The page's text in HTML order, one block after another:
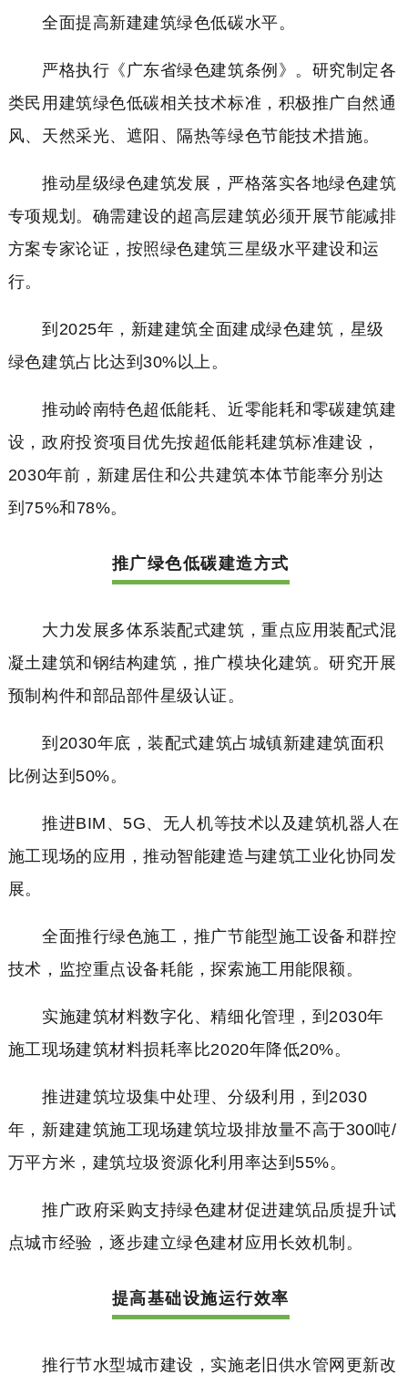
全面提高新建建筑绿色低碳水平。
严格执行《广东省绿色建筑条例》。研究制定各
类民用建筑绿色低碳相关技术标准，积极推广自然通
风、天然采光、遮阳、隔热等绿色节能技术措施。
推动星级绿色建筑发展，严格落实各地绿色建筑
专项规划。确需建设的超高层建筑必须开展节能减排
方案专家论证，按照绿色建筑三星级水平建设和运
行。
到2025年，新建建筑全面建成绿色建筑，星级
绿色建筑占比达到30%以上。
推动岭南特色超低能耗、近零能耗和零碳建筑建
设，政府投资项目优先按超低能耗建筑标准建设，
2030年前，新建居住和公共建筑本体节能率分别达
到75%和78%。
推广绿色低碳建造方式
大力发展多体系装配式建筑，重点应用装配式混
凝土建筑和钢结构建筑，推广模块化建筑。研究开展
预制构件和部品部件星级认证。
到2030年底，装配式建筑占城镇新建建筑面积
比例达到50%。
推进BIM、5G、无人机等技术以及建筑机器人在
施工现场的应用，推动智能建造与建筑工业化协同发
展。
全面推行绿色施工，推广节能型施工设备和群控
技术，监控重点设备耗能，探索施工用能限额。
实施建筑材料数字化、精细化管理，到2030年
施工现场建筑材料损耗率比2020年降低20%。
推进建筑垃圾集中处理、分级利用，到2030
年，新建建筑施工现场建筑垃圾排放量不高于300吨/
万平方米，建筑垃圾资源化利用率达到55%。
推广政府采购支持绿色建材促进建筑品质提升试
点城市经验，逐步建立绿色建材应用长效机制。
提高基础设施运行效率
推行节水型城市建设，实施老旧供水管网更新改